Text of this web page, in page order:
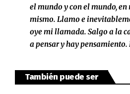
el mundo y con el mundo,
mismo. Llamo e
oye mi llamada. Salgo a la
a pensar y hay pensamiento.
También puede ser